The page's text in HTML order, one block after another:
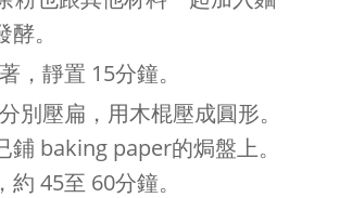
。
，靜置 15分鐘。
別壓扁，用木棍壓成圓形。
baking paper的焗盤上。
45至 60分鐘。